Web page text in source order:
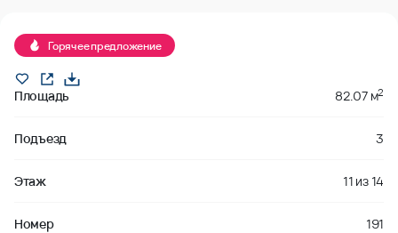
Горячее предложение
Площадь 82.07 м2
Подъезд 3
Этаж 11 из14
Номер 191